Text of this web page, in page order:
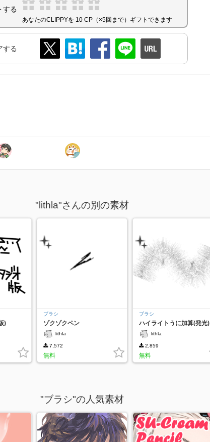
する
あなたのCLIPPYを 10 CP（×5回まで）ギフトできます
する
"lithla"さんの別の素材
)
ブラシ
ゾクゾクペン
lithla
7,572
無料
ブラシ
ハイライトうに加算(発光)
lithla
2,859
無料
"ブラシ"の人気素材